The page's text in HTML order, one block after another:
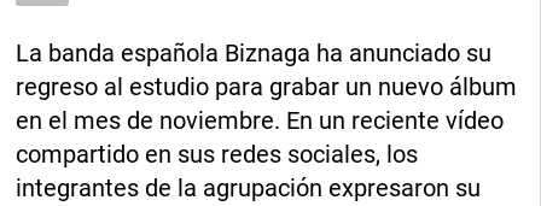
La banda española Biznaga ha anunciado su
regreso al estudio para grabar un nuevo álbum
en el mes de noviembre. En un reciente vídeo
compartido en sus redes sociales, los
integrantes de la agrupación expresaron su